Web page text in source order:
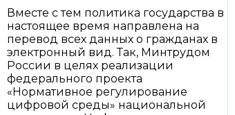
Вместе с тем политика государства в
настоящее время направлена на
перевод всех данных о гражданах в
электронный вид. Так, Минтрудом
России в целях реализации
федерального проекта
«Нормативное регулирование
цифровой среды» национальной